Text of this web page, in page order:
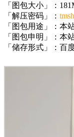
「图包大小」：
「解压密码」：
「图包用途」：本
「图包申明」：本
「储存形式」：百